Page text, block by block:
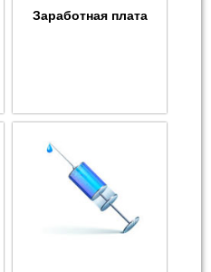
Заработная плата